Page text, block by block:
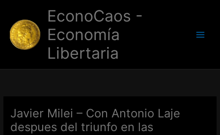
contenido
EconoCaos -
Economía
Libertaria
Javier Milei – Con Antonio Laje
despues del triunfo en las